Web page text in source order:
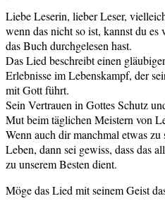
Liebe Leserin, lieber Leser,
wenn das nicht so ist, kannst du
das Buch durchgelesen hast.
Das Lied beschreibt einen
Erlebnisse im Lebenskampf, der
mit Gott führt.
Sein Vertrauen in Gottes Schutz
Mut beim täglichen Meistern von
Wenn auch dir manchmal etwas
Leben, dann sei gewiss, dass das
zu unserem Besten dient.
Möge das Lied mit seinem Geist